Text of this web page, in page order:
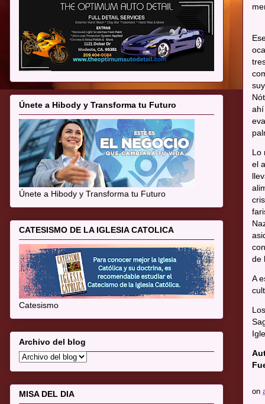
ahí
Lo
el
de
A
on
Únete a Hibody y Transforma tu Futuro
Únete a Hibody y Transforma tu Futuro
CATESISMO DE LA IGLESIA CATOLICA
Catesismo
Archivo del blog
MISA DEL DIA